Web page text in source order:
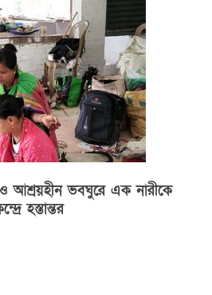
আশ্রয়হীন ভবঘুরে এক নারীকে
হস্তান্তর